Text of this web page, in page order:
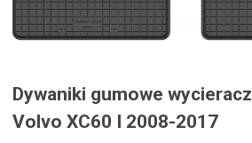
Dywaniki gumowe
Volvo XC60 I 2008-2017